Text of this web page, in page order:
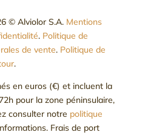
© Alviolor S.A. Mentions
. Politique de
de vente. Politique de
.
en euros (€) et incluent la
pour la zone péninsulaire,
consulter notre politique
Frais de port